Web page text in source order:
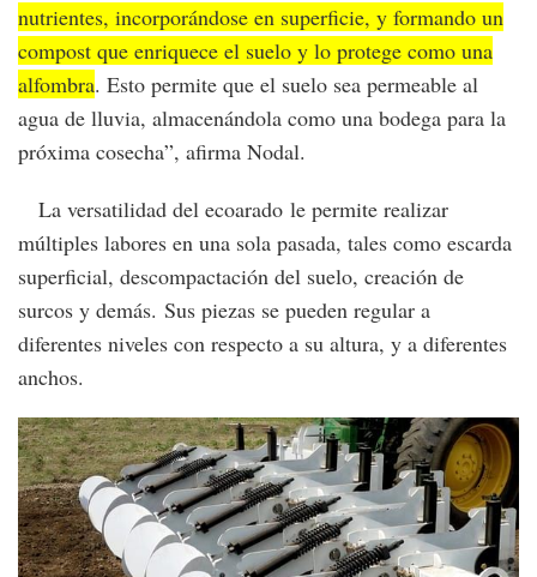
nutrientes, incorporándose en superficie, y formando un
compost que enriquece el suelo y lo protege como una
alfombra. Esto permite que el suelo sea permeable al
agua de lluvia, almacenándola como una bodega para la
próxima cosecha”, afirma Nodal.
La versatilidad del ecoarado le permite realizar
múltiples labores en una sola pasada, tales como escarda
superficial, descompactación del suelo, creación de
surcos y demás. Sus piezas se pueden regular a
diferentes niveles con respecto a su altura, y a diferentes
anchos.